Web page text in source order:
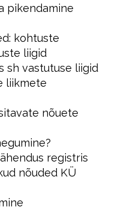
pikendamine
kohtuste
liigid
sh vastutuse liigid
liikmete
nõuete
registris
nõuded KÜ